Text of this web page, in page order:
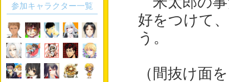
好をつけて
う。
（間抜け面
参加キャラクター一覧